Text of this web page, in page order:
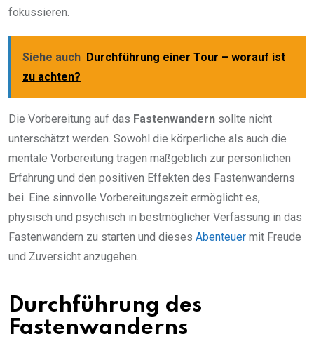
fokussieren.
Siehe auch Durchführung einer Tour – worauf ist
zu achten?
Die Vorbereitung auf das Fastenwandern sollte nicht
unterschätzt werden. Sowohl die körperliche als auch die
mentale Vorbereitung tragen maßgeblich zur persönlichen
Erfahrung und den positiven Effekten des Fastenwanderns
bei. Eine sinnvolle Vorbereitungszeit ermöglicht es,
physisch und psychisch in bestmöglicher Verfassung in das
Fastenwandern zu starten und dieses Abenteuer mit Freude
und Zuversicht anzugehen.
Durchführung des
Fastenwanderns